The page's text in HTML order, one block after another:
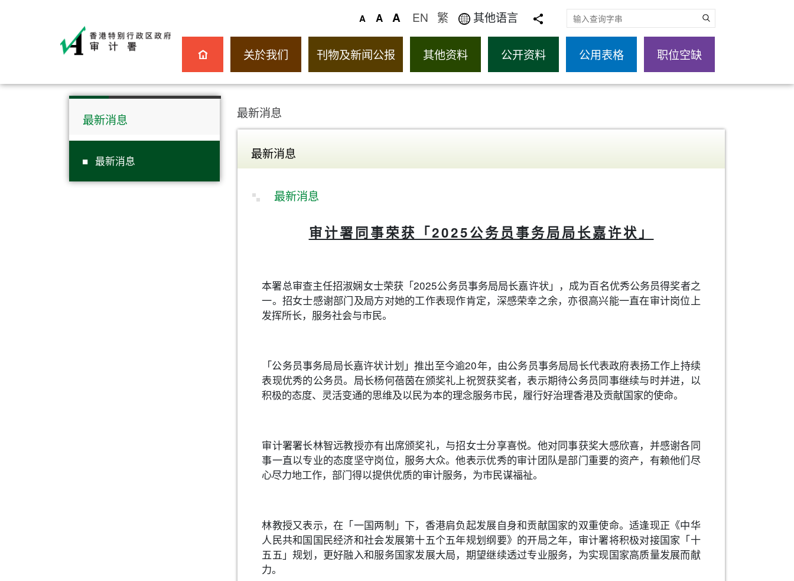
A A A EN 繁 其他语言 搜寻关键字
关於我们 刊物及新闻公报 其他资料 公开资料 公用表格 职位空缺
最新消息
最新消息
最新消息
最新消息
最新消息
审计署同事荣获「2025公务员事务局局长嘉许状」
本署总审查主任招淑娴女士荣获「2025公务员事务局局长嘉许状」，成为百名优秀公务员得奖者之
一。招女士感谢部门及局方对她的工作表现作肯定，深感荣幸之余，亦很高兴能一直在审计岗位上
发挥所长，服务社会与市民。
「公务员事务局局长嘉许状计划」推出至今逾20年，由公务员事务局局长代表政府表扬工作上持续
表现优秀的公务员。局长杨何蓓茵在颁奖礼上祝贺获奖者，表示期待公务员同事继续与时并进，以
积极的态度、灵活变通的思维及以民为本的理念服务市民，履行好治理香港及贡献国家的使命。
审计署署长林智远教授亦有出席颁奖礼，与招女士分享喜悦。他对同事获奖大感欣喜，并感谢各同
事一直以专业的态度坚守岗位，服务大众。他表示优秀的审计团队是部门重要的资产，有赖他们尽
心尽力地工作，部门得以提供优质的审计服务，为市民谋福祉。
林教授又表示，在「一国两制」下，香港肩负起发展自身和贡献国家的双重使命。适逢现正《中华
人民共和国国民经济和社会发展第十五个五年规划纲要》的开局之年，审计署将积极对接国家「十
五五」规划，更好融入和服务国家发展大局，期望继续透过专业服务，为实现国家高质量发展而献
力。